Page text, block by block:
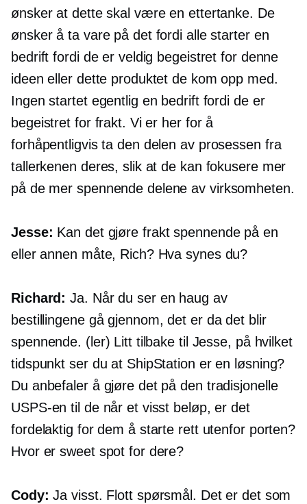
ønsker at dette skal være en ettertanke. De
ønsker å ta vare på det fordi alle starter en
bedrift fordi de er veldig begeistret for denne
ideen eller dette produktet de kom opp med.
Ingen startet egentlig en bedrift fordi de er
begeistret for frakt. Vi er her for å
forhåpentligvis ta den delen av prosessen fra
tallerkenen deres, slik at de kan fokusere mer
på de mer spennende delene av virksomheten.
Jesse: Kan det gjøre frakt spennende på en
eller annen måte, Rich? Hva synes du?
Richard: Ja. Når du ser en haug av
bestillingene gå gjennom, det er da det blir
spennende. (ler) Litt tilbake til Jesse, på hvilket
tidspunkt ser du at ShipStation er en løsning?
Du anbefaler å gjøre det på den tradisjonelle
USPS-en til de når et visst beløp, er det
fordelaktig for dem å starte rett utenfor porten?
Hvor er sweet spot for dere?
Cody: Ja visst. Flott spørsmål. Det er det som